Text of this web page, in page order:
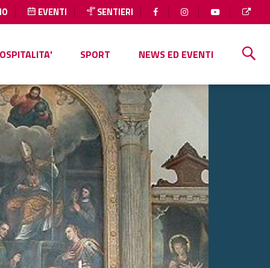
EVENTI SENTIERI
OSPITALITA' SPORT NEWS ED EVENTI